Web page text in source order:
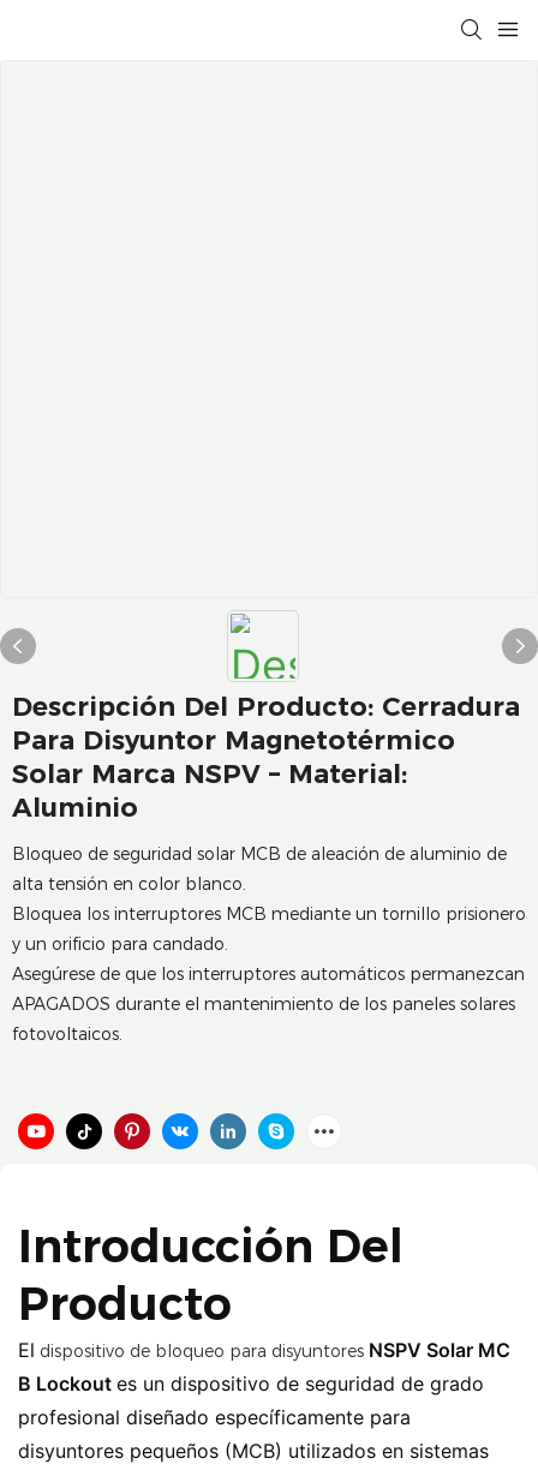
Descripción Del Producto: Cerradura
Para Disyuntor Magnetotérmico
Solar Marca NSPV – Material:
Aluminio
Bloqueo de seguridad solar MCB de aleación de aluminio de
alta tensión en color blanco.
Bloquea los interruptores MCB mediante un tornillo prisionero
y un orificio para candado.
Asegúrese de que los interruptores automáticos permanezcan
APAGADOS durante el mantenimiento de los paneles solares
fotovoltaicos.
Introducción Del
Producto
El dispositivo de bloqueo para disyuntores NSPV Solar MC
B Lockout es un dispositivo de seguridad de grado
profesional diseñado específicamente para
disyuntores pequeños (MCB) utilizados en sistemas